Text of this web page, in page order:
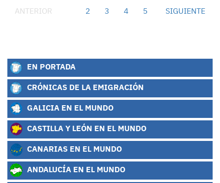
ANTERIOR 2 3 4 5 SIGUIENTE
EN PORTADA
CRÓNICAS DE LA EMIGRACIÓN
GALICIA EN EL MUNDO
CASTILLA Y LEÓN EN EL MUNDO
CANARIAS EN EL MUNDO
ANDALUCÍA EN EL MUNDO